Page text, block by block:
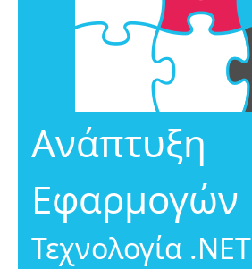
Ανάπτυξη
Εφαρμογών
Τεχνολογία .ΝΕΤ